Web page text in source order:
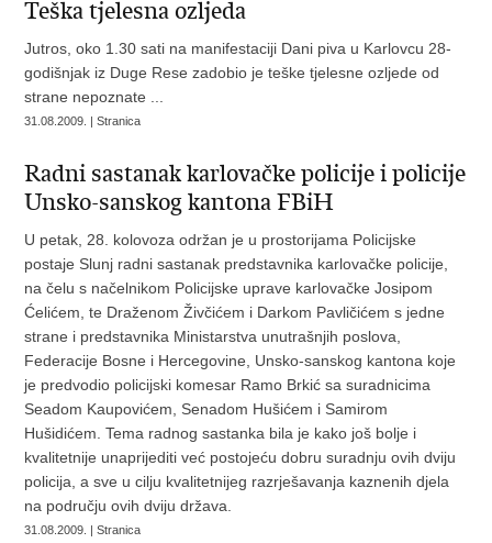
Teška tjelesna ozljeda
Jutros, oko 1.30 sati na manifestaciji Dani piva u Karlovcu 28-
godišnjak iz Duge Rese zadobio je teške tjelesne ozljede od
strane nepoznate ...
31.08.2009. | Stranica
Radni sastanak karlovačke policije i policije
Unsko-sanskog kantona FBiH
U petak, 28. kolovoza održan je u prostorijama Policijske
postaje Slunj radni sastanak predstavnika karlovačke policije,
na čelu s načelnikom Policijske uprave karlovačke Josipom
Ćelićem, te Draženom Živčićem i Darkom Pavličićem s jedne
strane i predstavnika Ministarstva unutrašnjih poslova,
Federacije Bosne i Hercegovine, Unsko-sanskog kantona koje
je predvodio policijski komesar Ramo Brkić sa suradnicima
Seadom Kaupovićem, Senadom Hušićem i Samirom
Hušidićem. Tema radnog sastanka bila je kako još bolje i
kvalitetnije unaprijediti već postojeću dobru suradnju ovih dviju
policija, a sve u cilju kvalitetnijeg razrješavanja kaznenih djela
na području ovih dviju država.
31.08.2009. | Stranica